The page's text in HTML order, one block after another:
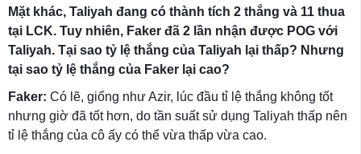
Mặt khác, Taliyah đang có thành tích 2 thắng và 11 thua
tại LCK. Tuy nhiên, Faker đã 2 lần nhận được POG với
Taliyah. Tại sao tỷ lệ thắng của Taliyah lại thấp? Nhưng
tại sao tỷ lệ thắng của Faker lại cao?
Faker: Có lẽ, giống như Azir, lúc đầu tỉ lệ thắng không tốt
nhưng giờ đã tốt hơn, do tần suất sử dụng Taliyah thấp nên
tỉ lệ thắng của cô ấy có thể vừa thấp vừa cao.